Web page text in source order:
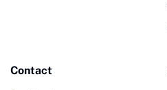
Contact